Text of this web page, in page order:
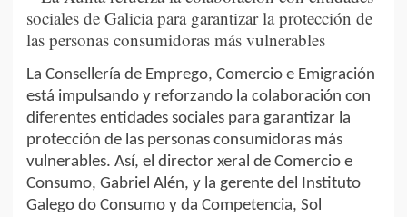
La Consellería de Emprego, Comercio e Emigración
está impulsando y reforzando la colaboración con
diferentes entidades sociales para garantizar la
protección de las personas consumidoras más
vulnerables. Así, el director xeral de Comercio e
Consumo, Gabriel Alén, y la gerente del Instituto
Galego do Consumo y da Competencia, Sol